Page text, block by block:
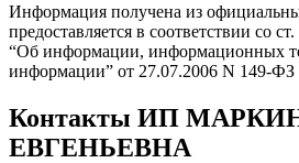
Информация получена из
предоставляется в соответствии со
“Об информации, информационных
информации” от 27.07.2006 N 149-ФЗ
Контакты ИП
ЕВГЕНЬЕВНА